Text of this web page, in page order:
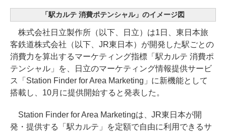
「駅カルテ 消費ポテンシャル」のイメージ図
株式会社日立製作所（以下、日立）は1日、東日本旅
客鉄道株式会社（以下、JR東日本）が開発した駅ごとの
消費力を算出するマーケティング指標「駅カルテ 消費ポ
テンシャル」を、日立のマーケティング情報提供サービ
ス「Station Finder for Area Marketing」に新機能として
搭載し、10月に提供開始すると発表した。
Station Finder for Area Marketingは、JR東日本が開
発・提供する「駅カルテ」を定額で自由に利用できるサ